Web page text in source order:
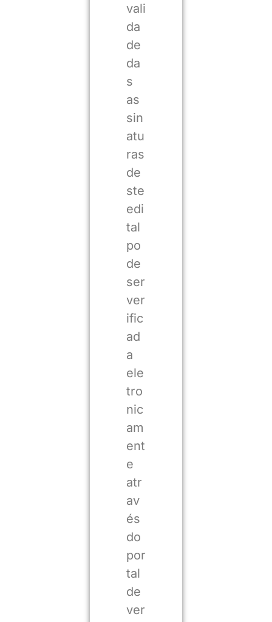
vali
da
de
da
s
as
sin
atu
ras
de
ste
edi
tal
po
de
ser
ver
ific
ad
a
ele
tro
nic
am
ent
e
atr
av
és
do
por
tal
de
ver